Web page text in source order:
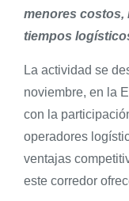
menores costos,
tiempos
La actividad se
noviembre, en la
con la
operadores
ventajas
este corredor